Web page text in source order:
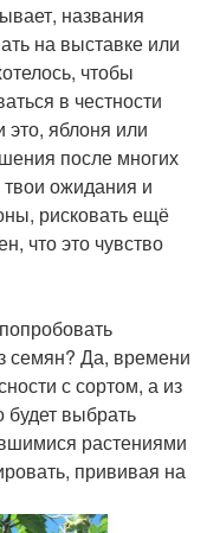
названия
на выставке или
чтобы
в честности
яблоня или
после многих
ожидания и
рисковать ещё
что это чувство
семян? Да, времени
с сортом, а из
выбрать
растениями
прививая на